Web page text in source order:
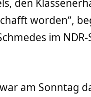
den
worden“,
im
am Sonntag